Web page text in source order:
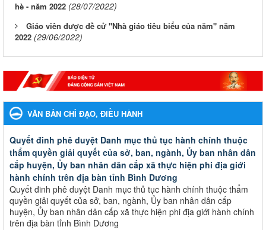
hè - năm 2022 (28/07/2022)
Giáo viên được đề cử "Nhà giáo tiêu biểu của năm" năm
2022 (29/06/2022)
VĂN BẢN CHỈ ĐẠO, ĐIỀU HÀNH
Quyết đinh phê duyệt Danh mục thủ tục hành chính thuộc
thẩm quyền giải quyết của sở, ban, ngành, Ủy ban nhân dân
cấp huyện, Ủy ban nhân dân cấp xã thực hiện phi địa giới
hành chính trên địa bàn tỉnh Bình Dương
Quyết đinh phê duyệt Danh mục thủ tục hành chính thuộc thẩm
quyền giải quyết của sở, ban, ngành, Ủy ban nhân dân cấp
huyện, Ủy ban nhân dân cấp xã thực hiện phi địa giới hành chính
trên địa bàn tỉnh Bình Dương